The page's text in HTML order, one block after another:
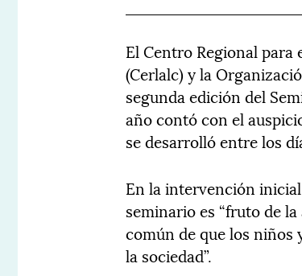
El Centro Regional
(Cerlalc) y la
segunda edición del
año contó con el
se desarrolló entre los
En la intervención
seminario es “fruto de
común de que los niños
la sociedad”.